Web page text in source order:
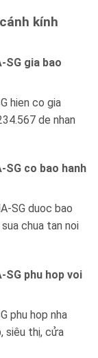
kính
SG gia bao
hien co gia
de nhan
SG co bao hanh
SG duoc bao
chua tan noi
SG phu hop voi
phu hop nha
siêu thị, cửa